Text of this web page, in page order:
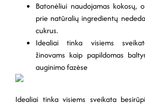
Batonėliui naudojamas kokosų,
prie natūralių ingredientų
cukrus.
Idealiai tinka visiems
žinovams kaip papildomas
auginimo fazėse
Idealiai tinka visiems sveikata